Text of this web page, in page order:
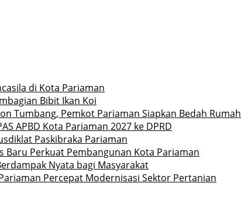
di Kota Pariaman
Bibit Ikan Koi
Tumbang, Pemkot Pariaman Siapkan Bedah Rumah
APBD Kota Pariaman 2027 ke DPRD
Paskibraka Pariaman
Baru Perkuat Pembangunan Kota Pariaman
Nyata bagi Masyarakat
Percepat Modernisasi Sektor Pertanian